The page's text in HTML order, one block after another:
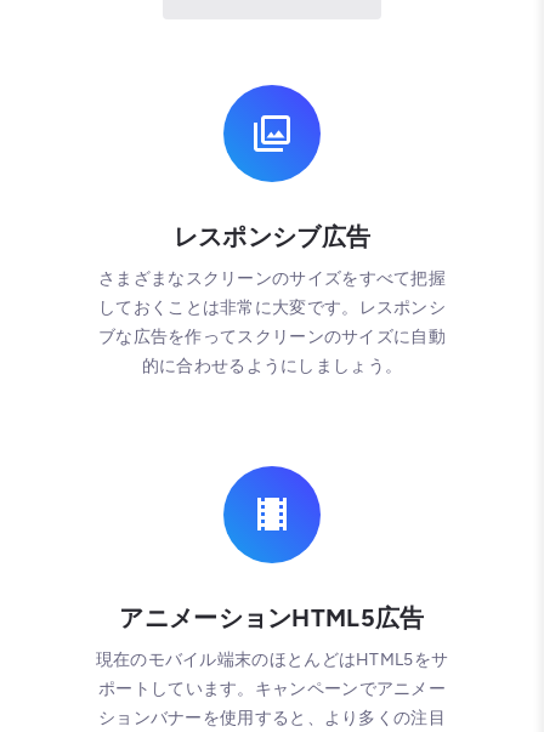
レスポンシブ広告
さまざまなスクリーンのサイズをすべて把握
しておくことは非常に大変です。レスポンシ
ブな広告を作ってスクリーンのサイズに自動
的に合わせるようにしましょう。
アニメーションHTML5広告
現在のモバイル端末のほとんどはHTML5をサ
ポートしています。キャンペーンでアニメー
ションバナーを使用すると、より多くの注目